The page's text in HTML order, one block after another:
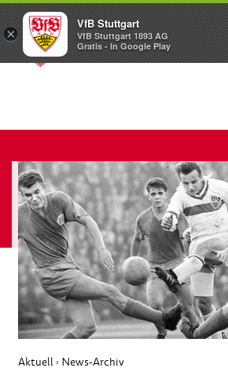
Aktuell › News-Archiv
×
VfB Stuttgart
VfB Stuttgart 1893 AG
Gratis - In Google Play